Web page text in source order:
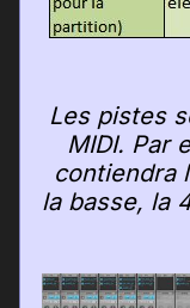
Les pistes
MIDI. Par
contiendra
la basse, la